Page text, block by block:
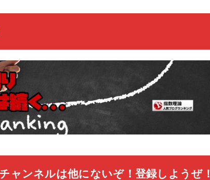
ャンネルは他にないぞ！登録しようぜ！